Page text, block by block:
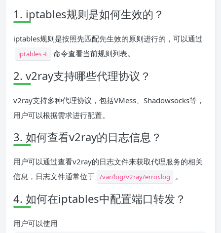
1. iptables规则是如何生效的？
iptables规则是按照先匹配先生效的原则进行的，可以通过
iptables -L 命令查看当前规则列表。
2. v2ray支持哪些代理协议？
v2ray支持多种代理协议，包括VMess、Shadowsocks等，
用户可以根据需求进行配置。
3. 如何查看v2ray的日志信息？
用户可以通过查看v2ray的日志文件来获取代理服务的相关
信息，日志文件通常位于 /var/log/v2ray/error.log 。
4. 如何在iptables中配置端口转发？
用户可以使用